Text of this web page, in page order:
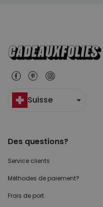
Suisse
Des questions?
Service clients
Méthodes de paiement?
Frais de port